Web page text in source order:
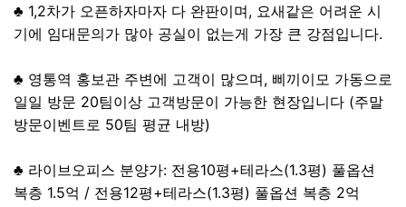
♣ 1,2차가 오픈하자마자 다 완판이며, 요새같은 어려운 시
기에 임대문의가 많아 공실이 없는게 가장 큰 강점입니다.
♣ 영통역 홍보관 주변에 고객이 많으며, 삐끼이모 가동으로
일일 방문 20팀이상 고객방문이 가능한 현장입니다 (주말
방문이벤트로 50팀 평균 내방)
♣ 라이브오피스 분양가: 전용10평+테라스(1.3평) 풀옵션
복층 1.5억 / 전용12평+테라스(1.3평) 풀옵션 복층 2억